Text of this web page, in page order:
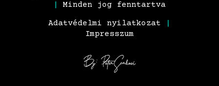
Minden jog fenntartva
Adatvédelmi nyilatkozat
Impresszum